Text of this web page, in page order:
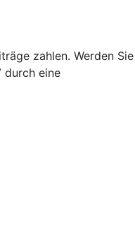
zahlen. Werden Sie
durch eine